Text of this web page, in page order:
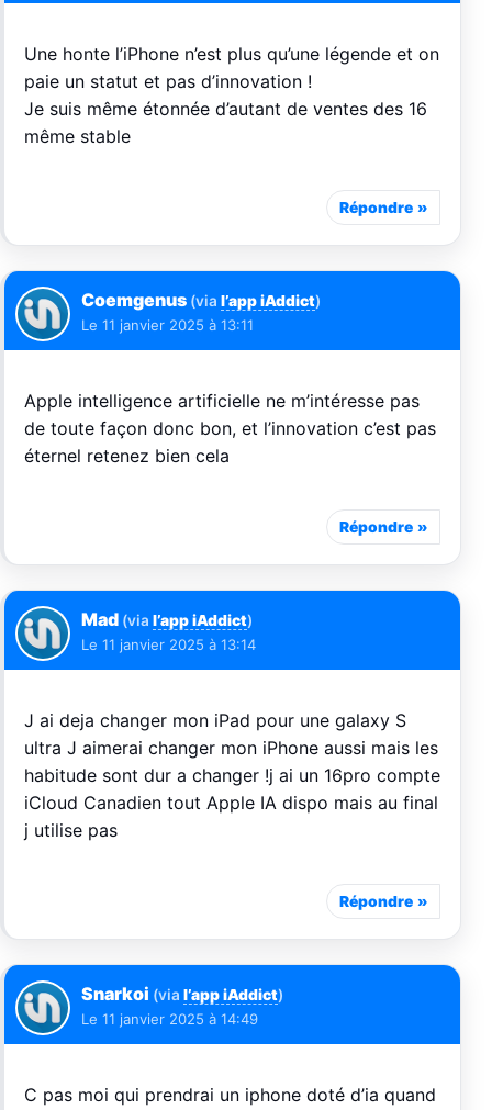
Une honte l’iPhone n’est plus qu’une légende et on
paie un statut et pas d’innovation !
Je suis même étonnée d’autant de ventes des 16
même stable
Répondre
Coemgenus (via l’app iAddict)
Le 11 janvier 2025 à 13:11
Apple intelligence artificielle ne m’intéresse pas
de toute façon donc bon, et l’innovation c’est pas
éternel retenez bien cela
Répondre
Mad (via l’app iAddict)
Le 11 janvier 2025 à 13:14
J ai deja changer mon iPad pour une galaxy S
ultra J aimerai changer mon iPhone aussi mais les
habitude sont dur a changer !j ai un 16pro compte
iCloud Canadien tout Apple IA dispo mais au final
j utilise pas
Répondre
Snarkoi (via l’app iAddict)
Le 11 janvier 2025 à 14:49
C pas moi qui prendrai un iphone doté d’ia quand